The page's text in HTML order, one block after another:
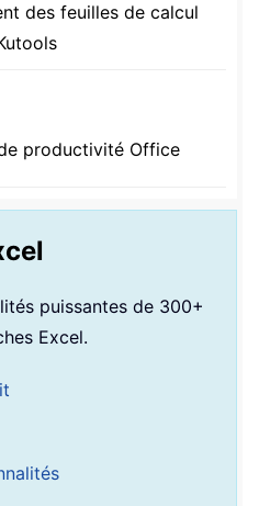
des feuilles de calcul
productivité Office
puissantes de 300+
Excel.